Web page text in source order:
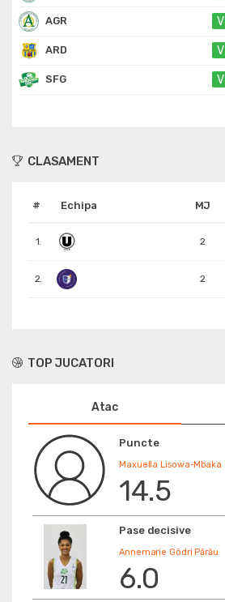
AGR V
ARD V
SFG V
CLASAMENT
# Echipa MJ
1. 2
2. 2
TOP JUCATORI
Atac
Puncte
Maxuella Lisowa-Mbaka
14.5
Pase decisive
Annemarie Gödri Părău
6.0